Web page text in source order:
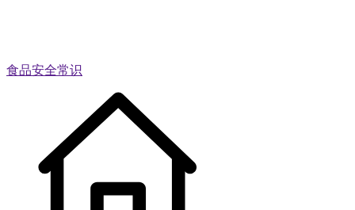
食品安全常识